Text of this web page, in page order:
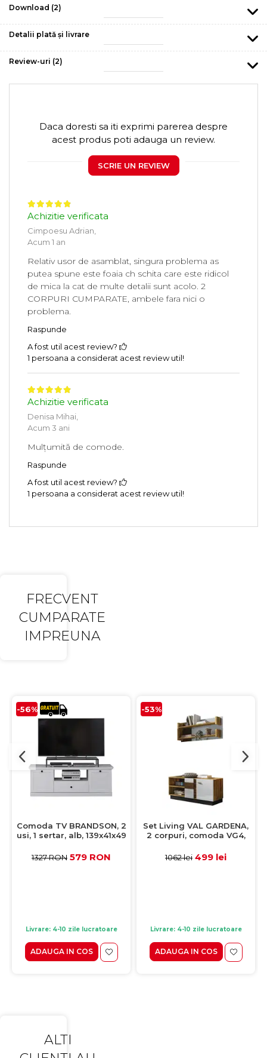
Download (2)
Detalii plată și livrare
Review-uri (2)
Daca doresti sa iti exprimi parerea despre
acest produs poti adauga un review.
SCRIE UN REVIEW
Achizitie verificata
Cimpoesu Adrian,
Acum 1 an
Relativ usor de asamblat, singura problema as
putea spune este foaia ch schita care este ridicol
de mica la cat de multe detalii sunt acolo. 2
CORPURI CUMPARATE, ambele fara nici o
problema.
Raspunde
A fost util acest review?
1 persoana a considerat acest review util!
Achizitie verificata
Denisa Mihai,
Acum 3 ani
Mulțumită de comode.
Raspunde
A fost util acest review?
1 persoana a considerat acest review util!
FRECVENT
CUMPARATE
IMPREUNA
-56%
Comoda TV BRANDSON, 2
usi, 1 sertar, alb, 139x41x49
1327 RON 579 RON
Livrare: 4-10 zile lucratoare
ADAUGA IN COS
-53%
Set Living VAL GARDENA,
2 corpuri, comoda VG4,
fronturi MDF late lucios
1062 lei 499 lei
Livrare: 4-10 zile lucratoare
ADAUGA IN COS
ALTI